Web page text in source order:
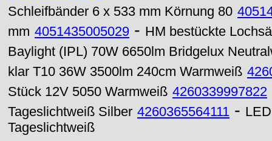
Schleifbänder 6 x 533 mm Körnung 80
mm 4051435005029 - HM bestückte
Baylight (IPL) 70W 6650lm Bridgelux
klar T10 36W 3500lm 240cm Warmweiß
Stück 12V 5050 Warmweiß 4260339997822
Tageslichtweiß Silber 4260365564111 -
Tageslichtweiß